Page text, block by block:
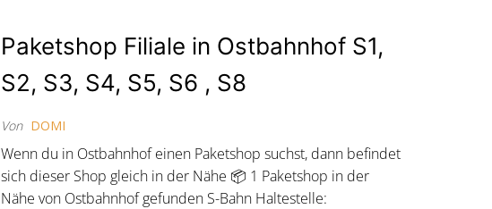
Paketshop Filiale in Ostbahnhof S1,
S2, S3, S4, S5, S6 , S8
Von DOMI
Wenn du in Ostbahnhof einen Paketshop suchst, dann befindet
sich dieser Shop gleich in der Nähe 📦 1 Paketshop in der
Nähe von Ostbahnhof gefunden S-Bahn Haltestelle: